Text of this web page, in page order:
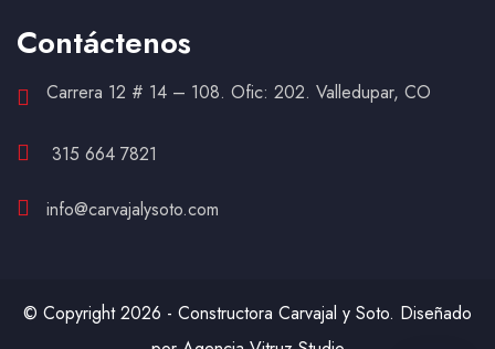
Contáctenos
Carrera 12 # 14 – 108. Ofic: 202. Valledupar, CO
315 664 7821
info@carvajalysoto.com
© Copyright 2026 - Constructora Carvajal y Soto. Diseñado